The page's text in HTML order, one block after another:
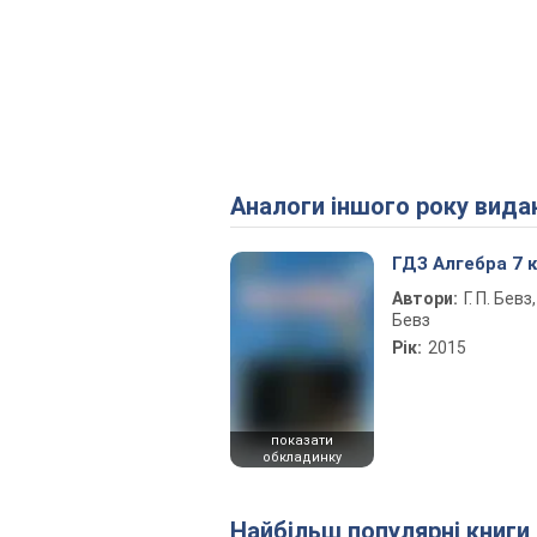
Аналоги іншого року
показати
обкладинку
ГДЗ Алгебра 7
Автори: Г. П.
Бевз
Рік: 2015
Найбільш популярні книги